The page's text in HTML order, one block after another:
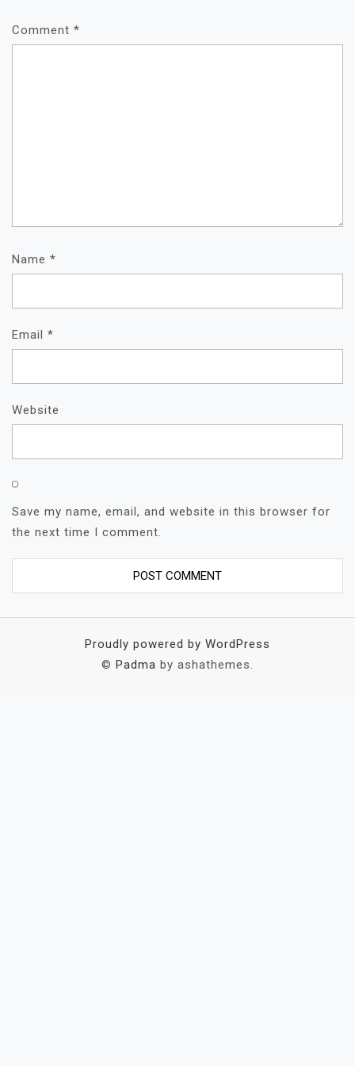
Comment *
Name *
Email *
Website
Save my name, email, and website in this browser for
the next time I comment.
Proudly powered by WordPress
© Padma by ashathemes.